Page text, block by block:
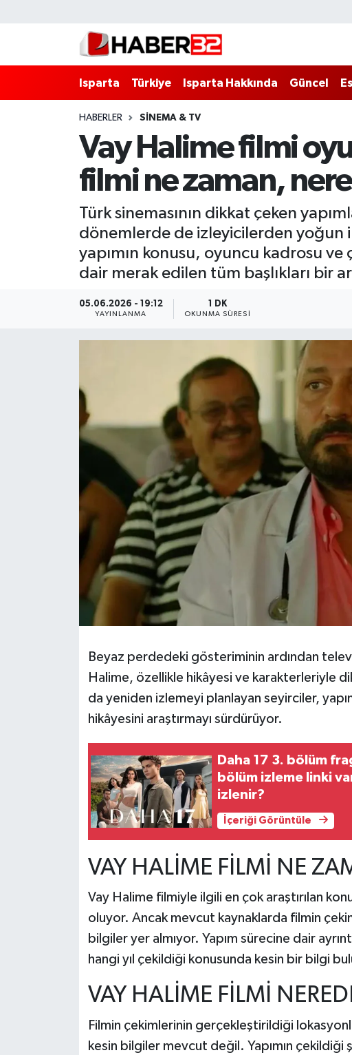
Isparta Türkiye Isparta Hakkında Güncel
HABERLER SINEMA & TV
Vay Halime filmi
filmi ne zaman,
Türk sinemasının dikkat çeken
dönemlerde de izleyicilerden yoğun
yapımın konusu, oyuncu kadrosu
dair merak edilen tüm başlıkları bir
05.06.2026 - 19:12
YAYINLANMA
1 DK
OKUNMA SÜRESI
Beyaz perdedeki gösteriminin ardından
Halime, özellikle hikâyesi ve karakterleriyle
da yeniden izlemeyi planlayan seyirciler,
hikâyesini araştırmayı sürdürüyor.
Daha 17 3. bölüm
bölüm izleme linki
izlenir?
İçeriği Görüntüle
VAY HALİME FİLMİ NE
Vay Halime filmiyle ilgili en çok araştırılan
oluyor. Ancak mevcut kaynaklarda filmin
bilgiler yer almıyor. Yapım sürecine dair
hangi yıl çekildiği konusunda kesin bir bilgi
VAY HALİME FİLMİ
Filmin çekimlerinin gerçekleştirildiği
kesin bilgiler mevcut değil. Yapımın çekildiği
Isparta Hakkında
Esnaf Diyor ki;
BİLİM VE TEKNOLOJİ
KÜLTÜR SANAT
MAGAZİN
POLİTİKA
RESMİ İLANLAR
Tarihi Yapılarımız
Isparta Nöbetçi Eczaneler
Isparta Hava Durumu
Isparta Trafik Yoğunluk Haritası
Süper Lig Puan Durumu ve Fikstür
Tüm Manşetler
Son Dakika Haberleri
Haber Arşivi